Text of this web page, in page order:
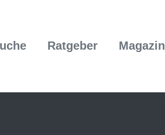
Ratgeber Magazin